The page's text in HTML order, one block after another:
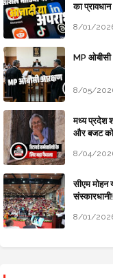
का
8/01/
MP ओबीसी
8/05/
मध्य प्रदेश
और बजट
8/04/
सीएम मोहन
संस्कारधानी!
8/01/